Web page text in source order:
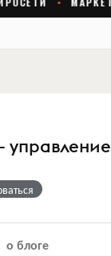
управление
о блоге